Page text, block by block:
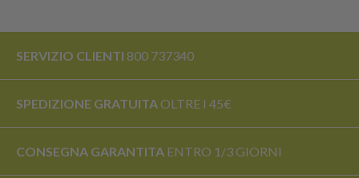
SERVIZIO CLIENTI 800 737340
SPEDIZIONE GRATUITA OLTRE I 45€
CONSEGNA GARANTITA ENTRO 1/3 GIORNI